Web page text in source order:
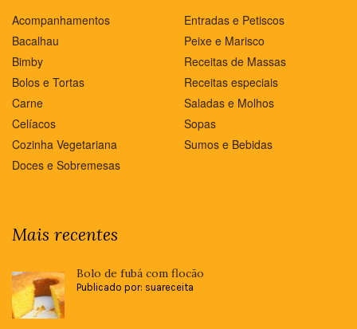
Acompanhamentos
Bacalhau
Bimby
Bolos e Tortas
Carne
Celíacos
Cozinha Vegetariana
Doces e Sobremesas
Entradas e Petiscos
Peixe e Marisco
Receitas de Massas
Receitas especiais
Saladas e Molhos
Sopas
Sumos e Bebidas
Mais recentes
Bolo de fubá com flocão
Publicado por: suareceita